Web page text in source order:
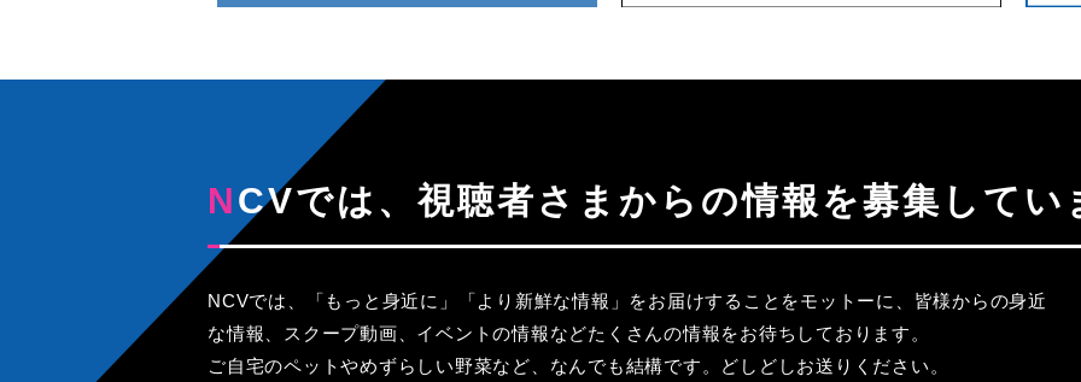
NCVでは、視聴者さまからの情報を募集してい
NCVでは、「もっと身近に」「より新鮮な情報」をお届けすることをモットーに、皆様からの身近
な情報、スクープ動画、イベントの情報などたくさんの情報をお待ちしております。
ご自宅のペットやめずらしい野菜など、なんでも結構です。どしどしお送りください。